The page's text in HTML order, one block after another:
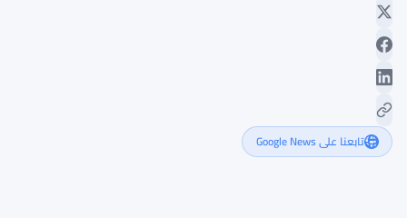
تابعنا على Google News